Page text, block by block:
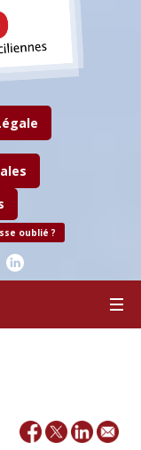
oublié ?